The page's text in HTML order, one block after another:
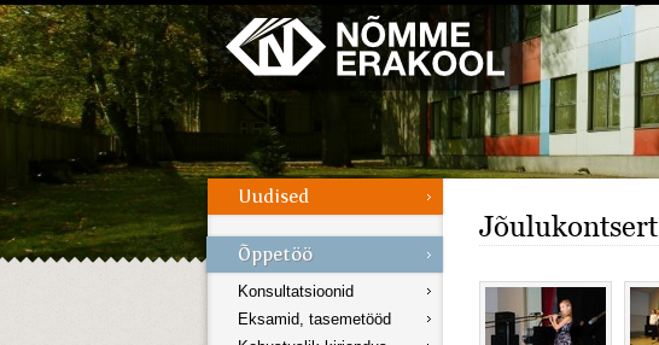
Menüü
Galerii
Konsultatsioonid
Eksamid, tasemetööd
Jõulukontsert